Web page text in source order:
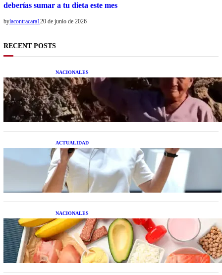
deberías sumar a tu dieta este mes
bylacontracara120 de junio de 2026
RECENT POSTS
NACIONALES
Una mujer asegura haber peleado con un
extraterrestre cuerpo a cuerpo
ACTUALIDAD
La startup creada por una salteña que busca
resolver el estrés financiero en Latinoamérica
NACIONALES
Nutrición inteligente: Cinco superalimentos de
temporada que deberías sumar a tu dieta este mes